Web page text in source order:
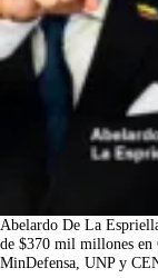
Abelardo De La
de $370 mil millones en
MinDefensa, UNP y